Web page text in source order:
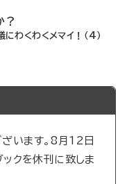
？
わくわくメマイ！（4）
います。8月12日
ックを休刊に致しま